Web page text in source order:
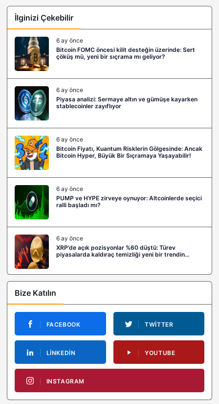
İlginizi Çekebilir
6 ay önce
Bitcoin FOMC öncesi kilit desteğin üzerinde: Sert
çöküş mü, yeni bir sıçrama mı geliyor?
6 ay önce
Piyasa analizi: Sermaye altın ve gümüşe kayarken
stablecoinler zayıflıyor
6 ay önce
Bitcoin Fiyatı, Kuantum Risklerin Gölgesinde: Ancak
Bitcoin Hyper, Büyük Bir Sıçramaya Yaşayabilir!
6 ay önce
PUMP ve HYPE zirveye oynuyor: Altcoinlerde seçici
ralli başladı mı?
6 ay önce
XRP’de açık pozisyonlar %60 düştü: Türev
piyasalarda kaldıraç temizliği yeni bir trendin
Bize Katılın
FACEBOOK TWITTER
LINKEDIN YOUTUBE
INSTAGRAM